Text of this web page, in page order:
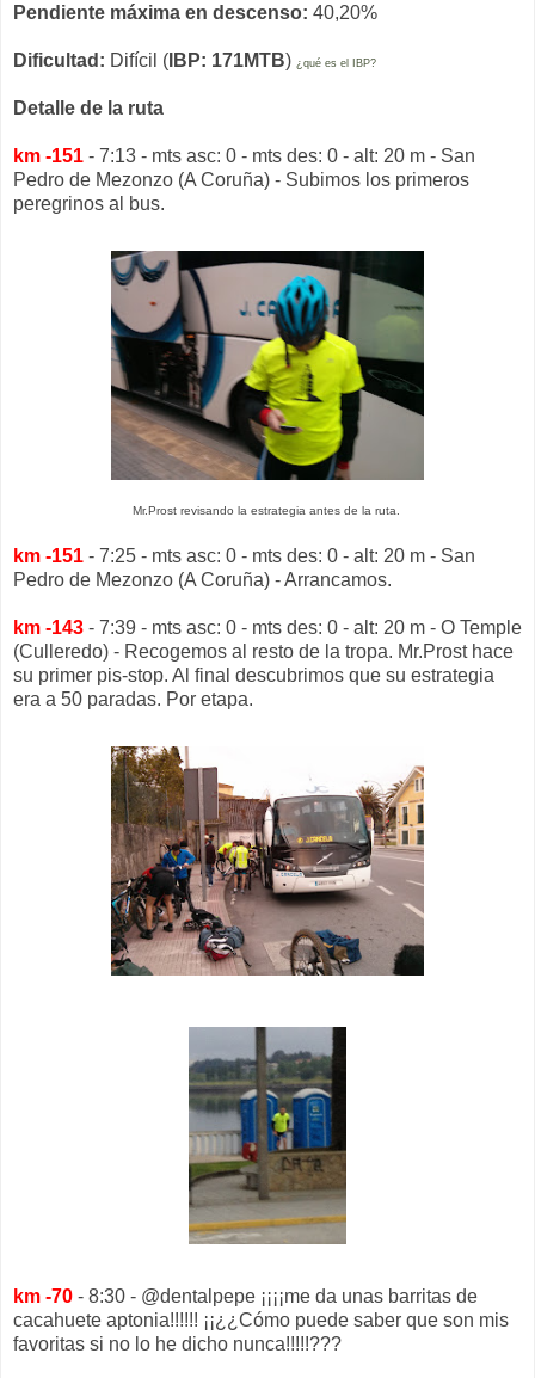
Pendiente máxima en descenso: 40,20%
Dificultad: Difícil ( IBP: 171MTB) ¿qué es el IBP?
Detalle de la ruta
km -151 - 7:13 - mts asc: 0 - mts des: 0 - alt: 20 m - San
Pedro de Mezonzo (A Coruña) - Subimos los primeros
peregrinos al bus.
Mr.Prost revisando la estrategia antes de la ruta.
km -151 - 7:25 - mts asc: 0 - mts des: 0 - alt: 20 m - San
Pedro de Mezonzo (A Coruña) - Arrancamos.
km -143 - 7:39 - mts asc: 0 - mts des: 0 - alt: 20 m - O Temple
(Culleredo) - Recogemos al resto de la tropa. Mr.Prost hace
su primer pis-stop. Al final descubrimos que su estrategia
era a 50 paradas. Por etapa.
km -70 - 8:30 - @dentalpepe ¡¡¡¡me da unas barritas de
cacahuete aptonia!!!!!! ¡¡¿¿Cómo puede saber que son mis
favoritas si no lo he dicho nunca!!!!!???